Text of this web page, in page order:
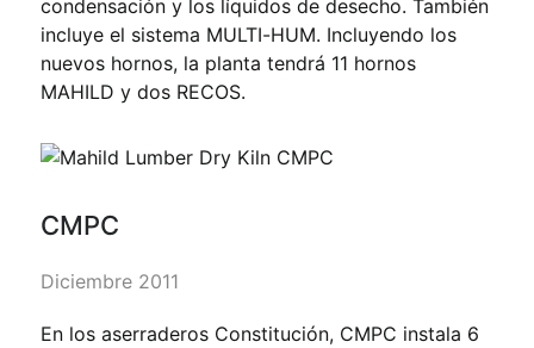
condensación y los líquidos de desecho. También
incluye el sistema MULTI-HUM. Incluyendo los
nuevos hornos, la planta tendrá 11 hornos
MAHILD y dos RECOS.
CMPC
Diciembre 2011
En los aserraderos Constitución, CMPC instala 6